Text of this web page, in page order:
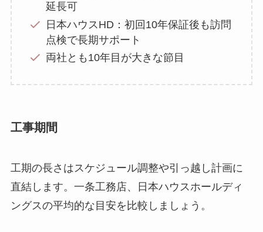
延長可
日本ハウスHD：初回10年保証後も訪問
点検で長期サポート
両社とも10年目が大きな節目
工事期間
工期の長さはスケジュール調整や引っ越し計画に
直結します。一条工務店、日本ハウスホールディ
ングスの平均的な目安を比較しましょう。